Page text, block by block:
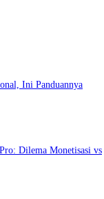
Ini Panduannya
Dilema Monetisasi vs